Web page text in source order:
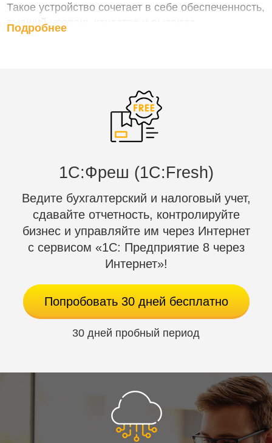
Такое устройство сочетает в себе обеспеченность,
высший уровень качества и высокую
производительность. Сканер моментально и
позволяет довольно быстро обслуживать
огромное количество потребителей.
Сканер отлично справляется с разными типами
маркирования алкогольной, аптечной, табачной и
другой продукции.
Подробнее
1C:Фреш (1С:Fresh)
Ведите бухгалтерский и налоговый учет,
сдавайте отчетность, контролируйте
бизнес и управляйте им через Интернет
с сервисом «1С: Предприятие 8 через
Интернет»!
Попробовать 30 дней бесплатно
30 дней пробный период